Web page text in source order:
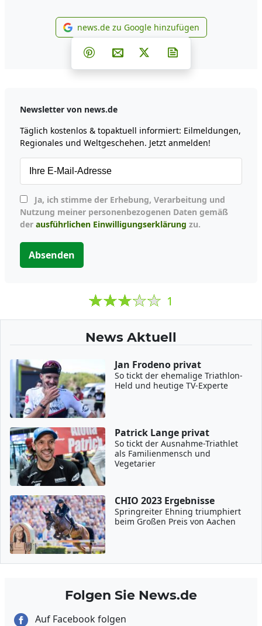
news.de zu Google
news.de zu Google hinzufügen
Teilen auf Facebook
Teilen auf Whatsapp
Teilen auf Telegram
Teilen auf Pinterest
Per E-Mail teilen
Post auf X
Newsletter von news.de
Täglich kostenlos & topaktuell informiert: Eilmeldungen,
Regionales und Weltgeschehen. Jetzt anmelden!
Nutzung meiner personenbezogenen Daten gemäß
der ausführlichen Einwilligungserklärung zu.
Absenden
1
News Aktuell
Jan Frodeno privat
So tickt der ehemalige Triathlon-
Held und heutige TV-Experte
Patrick Lange privat
So tickt der Ausnahme-Triathlet
als Familienmensch und
Vegetarier
CHIO 2023 Ergebnisse
Springreiter Ehning triumphiert
beim Großen Preis von Aachen
Folgen Sie News.de
Auf Facebook folgen